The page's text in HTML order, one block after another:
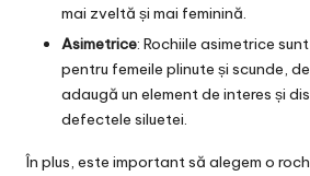
mai zveltă și mai feminină.
Asimetrice: Rochiile asimetrice
pentru femeile plinute și scunde,
adaugă un element de interes și
defectele siluetei.
În plus, este important să alegem o